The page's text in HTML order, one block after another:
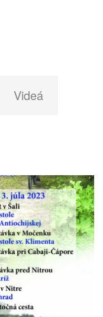
Videá